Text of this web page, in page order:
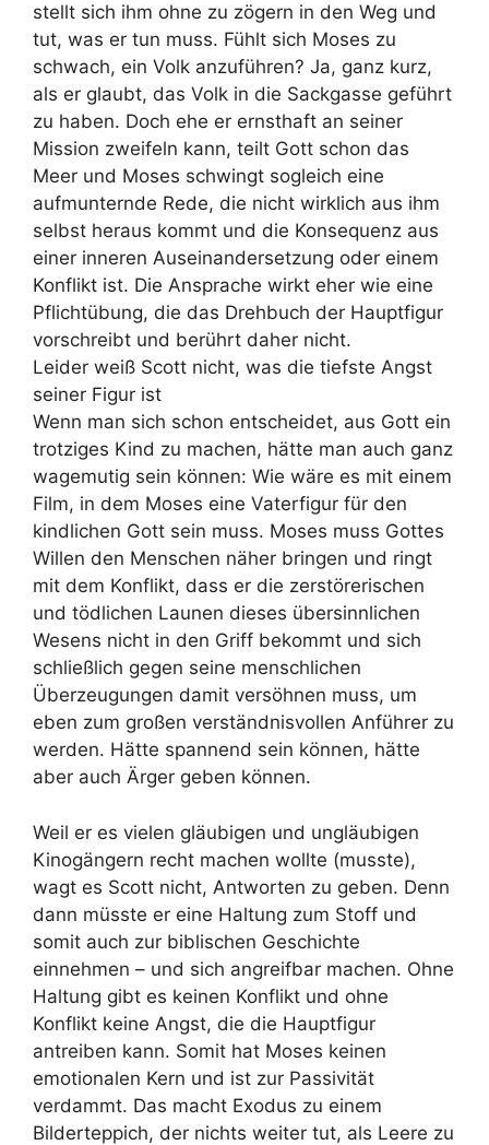
stellt sich ihm ohne zu zögern in den Weg und
tut, was er tun muss. Fühlt sich Moses zu
schwach, ein Volk anzuführen? Ja, ganz kurz,
als er glaubt, das Volk in die Sackgasse geführt
zu haben. Doch ehe er ernsthaft an seiner
Mission zweifeln kann, teilt Gott schon das
Meer und Moses schwingt sogleich eine
aufmunternde Rede, die nicht wirklich aus ihm
selbst heraus kommt und die Konsequenz aus
einer inneren Auseinandersetzung oder einem
Konflikt ist. Die Ansprache wirkt eher wie eine
Pflichtübung, die das Drehbuch der Hauptfigur
vorschreibt und berührt daher nicht.
Leider weiß Scott nicht, was die tiefste Angst
seiner Figur ist
Wenn man sich schon entscheidet, aus Gott ein
trotziges Kind zu machen, hätte man auch ganz
wagemutig sein können: Wie wäre es mit einem
Film, in dem Moses eine Vaterfigur für den
kindlichen Gott sein muss. Moses muss Gottes
Willen den Menschen näher bringen und ringt
mit dem Konflikt, dass er die zerstörerischen
und tödlichen Launen dieses übersinnlichen
Wesens nicht in den Griff bekommt und sich
schließlich gegen seine menschlichen
Überzeugungen damit versöhnen muss, um
eben zum großen verständnisvollen Anführer zu
werden. Hätte spannend sein können, hätte
aber auch Ärger geben können.
Weil er es vielen gläubigen und ungläubigen
Kinogängern recht machen wollte (musste),
wagt es Scott nicht, Antworten zu geben. Denn
dann müsste er eine Haltung zum Stoff und
somit auch zur biblischen Geschichte
einnehmen – und sich angreifbar machen. Ohne
Haltung gibt es keinen Konflikt und ohne
Konflikt keine Angst, die die Hauptfigur
antreiben kann. Somit hat Moses keinen
emotionalen Kern und ist zur Passivität
verdammt. Das macht Exodus zu einem
Bilderteppich, der nichts weiter tut, als Leere zu